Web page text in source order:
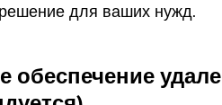
для ваших нужд.